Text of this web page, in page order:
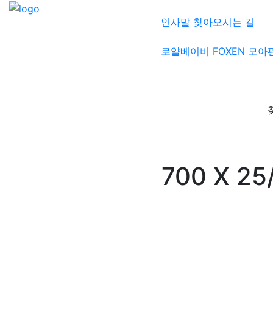
인사말 찾아오시는 길
로얄베이비 FOXEN 모아
700 X